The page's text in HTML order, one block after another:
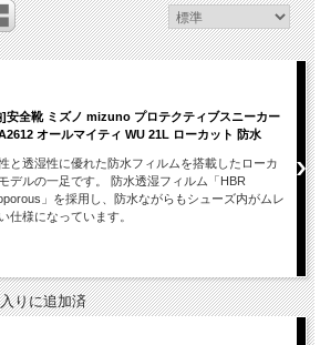
安全靴 ミズノ mizuno プロテクティブスニーカー
オールマイティ WU 21L ローカット 防水
と透湿性に優れた防水フィルムを搭載したローカ
デルの一足です。 防水透湿フィルム「HBR
」を採用し、防水ながらもシューズ内がムレ
仕様になっています。
りに追加済